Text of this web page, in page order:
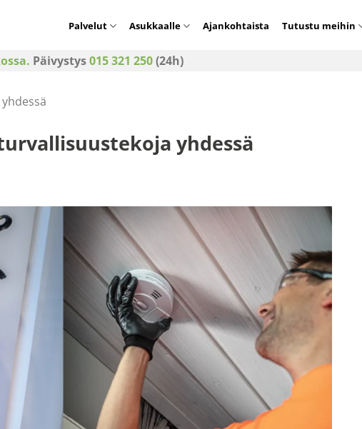
Palvelut Asukkaalle Ajankohtaista Tutustu meihin
Päivystys015 321 250(24h)
yhdessä